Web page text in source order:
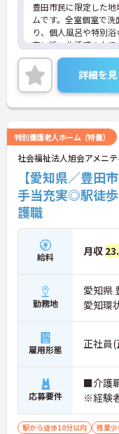
豊田市民に限定した
ムです。全室個室で
り、個人風呂や特別
宅に近い生活感の中
が実践できます。特
デイサービス、小規模
から地域包括支援セ
同一施設内に併設し
時間程度と少なく、
か、配偶者や日々の
や住居手当、退職金制
地域交流ホールでは
おり、地域に開かれた
築いていける職場です
★おすすめPOINT★
【定員29名の地域密着
・全室個室で洗面や
用者様のプライバシ
きる環境です。
・個人風呂や車椅子
されているので、身体
助が行えます。
【残業月5時間程度と
働き続けられる環境
大切にできます。
・夜勤時の休憩が120
ので、身体的な負担
期待できます。
詳細を
特別養護老人ホーム（特養）
社会福祉法人旭会アメニ
【愛知県／豊田
手当充実◎駅徒
護職
給料 月収
勤務地
愛知県
愛知環
雇用形態 正社員
応募要件
■介護
※経験
駅から徒歩10分以内 残業少